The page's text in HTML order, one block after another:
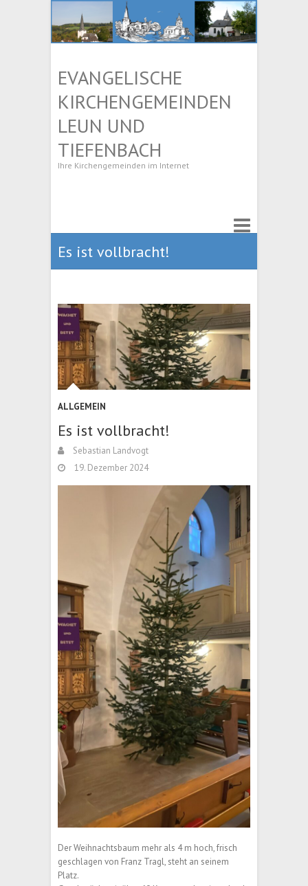
EVANGELISCHE
KIRCHENGEMEINDEN
LEUN UND
TIEFENBACH
Ihre Kirchengemeinden im Internet
Es ist vollbracht!
ALLGEMEIN
Es ist vollbracht!
Sebastian Landvogt
19. Dezember 2024
Der Weihnachtsbaum mehr als 4 m hoch, frisch
geschlagen von Franz Tragl, steht an seinem
Platz.